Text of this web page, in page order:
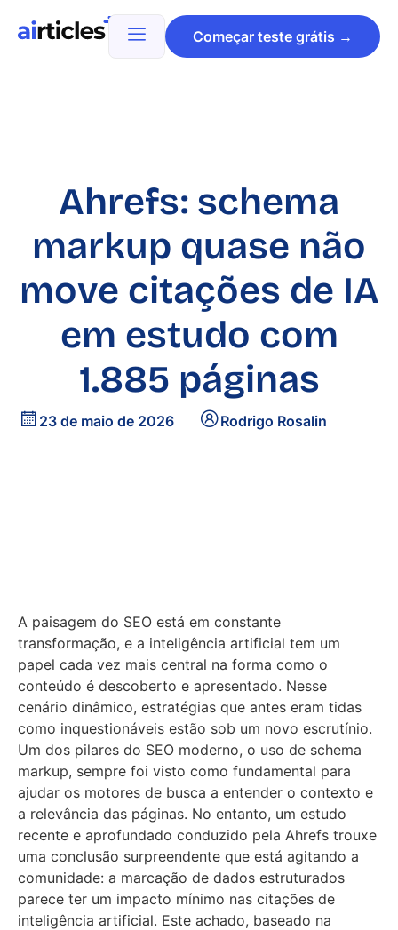
Começar teste grátis →
Ahrefs: schema
markup quase não
move citações de IA
em estudo com
1.885 páginas
23 de maio de 2026 Rodrigo Rosalin
A paisagem do SEO está em constante
transformação, e a inteligência artificial tem um
papel cada vez mais central na forma como o
conteúdo é descoberto e apresentado. Nesse
cenário dinâmico, estratégias que antes eram tidas
como inquestionáveis estão sob um novo escrutínio.
Um dos pilares do SEO moderno, o uso de schema
markup, sempre foi visto como fundamental para
ajudar os motores de busca a entender o contexto e
a relevância das páginas. No entanto, um estudo
recente e aprofundado conduzido pela Ahrefs trouxe
uma conclusão surpreendente que está agitando a
comunidade: a marcação de dados estruturados
parece ter um impacto mínimo nas citações de
inteligência artificial. Este achado, baseado na